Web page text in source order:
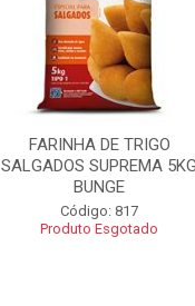
FARINHA DE TRIGO
SALGADOS SUPREMA 5KG
BUNGE
Código: 817
Produto Esgotado